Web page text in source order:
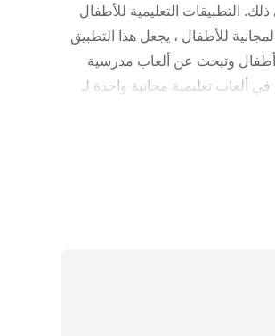
التطبيقات التعليمية للأطفال
للأطفال ، يجعل هذا التطبيق
إذا كنت والدًا لطفل يبلغ من العمر 2-3 سنوات أو روضة أطفال وتبحث عن ألعاب مدرسية
ألعاب تعليمية مجانية واحدة لـ
الصغار • تعلم وتعقب
تعلم كتابة الحروف الأبجدية
من صفحات التلوين والصور
الجذابة لتعليم الخضروات
لمرحلة ما قبل المدرسة •
المكونة من حرفين أو ثلاثة ،
التعلم في رياض الأطفال. •
الطفل للمدرسة الابتدائية سواء